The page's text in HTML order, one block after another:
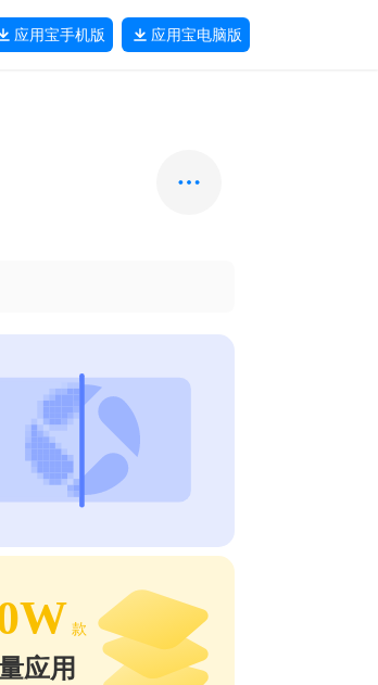
应用宝手机版 应用宝电脑版
款
应用